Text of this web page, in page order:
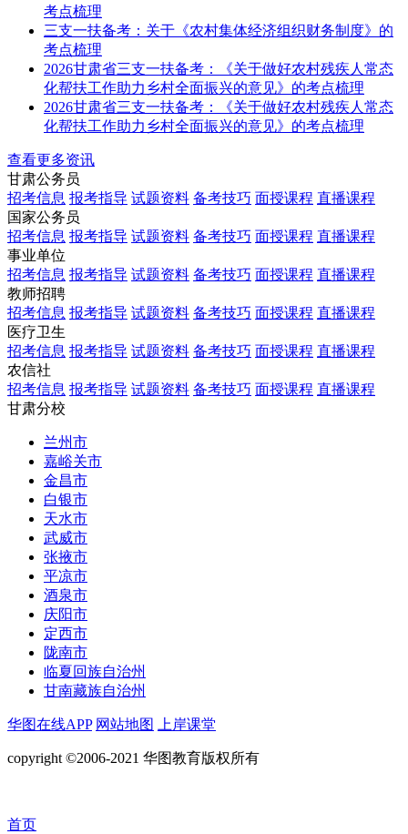
考点梳理
三支一扶备考：关于《农村集体经济组织财务制度》的
考点梳理
2026甘肃省三支一扶备考：《关于做好农村残疾人常态
化帮扶工作助力乡村全面振兴的意见》的考点梳理
2026甘肃省三支一扶备考：《关于做好农村残疾人常态
化帮扶工作助力乡村全面振兴的意见》的考点梳理
查看更多资讯
甘肃公务员
招考信息 报考指导 试题资料 备考技巧 面授课程 直播课程
国家公务员
招考信息 报考指导 试题资料 备考技巧 面授课程 直播课程
事业单位
招考信息 报考指导 试题资料 备考技巧 面授课程 直播课程
教师招聘
招考信息 报考指导 试题资料 备考技巧 面授课程 直播课程
医疗卫生
招考信息 报考指导 试题资料 备考技巧 面授课程 直播课程
农信社
招考信息 报考指导 试题资料 备考技巧 面授课程 直播课程
甘肃分校
兰州市
嘉峪关市
金昌市
白银市
天水市
武威市
张掖市
平凉市
酒泉市
庆阳市
定西市
陇南市
临夏回族自治州
甘南藏族自治州
华图在线APP 网站地图 上岸课堂
copyright ©2006-2021 华图教育版权所有
首页